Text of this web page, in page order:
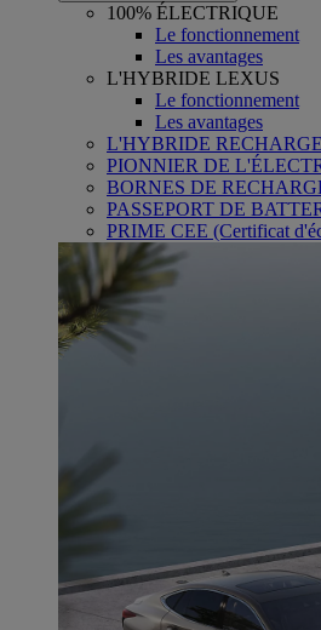
100% ÉLECTRIQUE
Le fonctionnement
Les avantages
L'HYBRIDE LEXUS
Le fonctionnement
Les avantages
L'HYBRIDE
PIONNIER DE
BORNES DE
PASSEPORT DE
PRIME CEE (Certificat